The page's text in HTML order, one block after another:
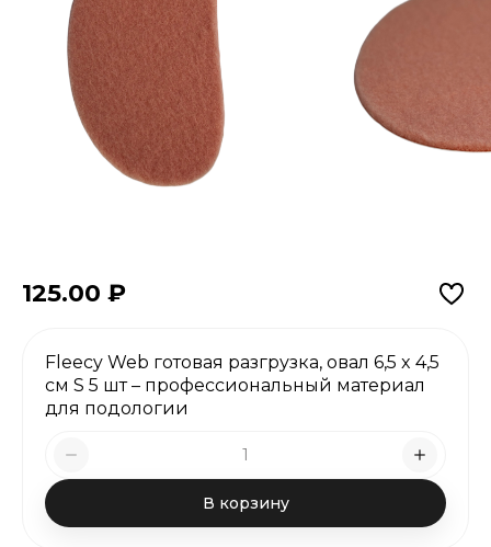
125.00 ₽
Fleecy Web готовая разгрузка, овал 6,5 x 4,5
см S 5 шт – профессиональный материал
для подологии
В корзину